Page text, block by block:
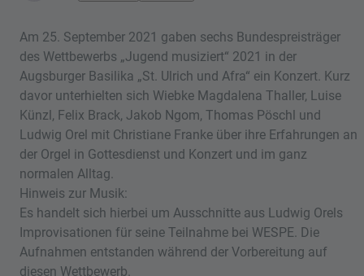
Am 25. September 2021 gaben sechs Bundespreisträger
des Wettbewerbs „Jugend musiziert“ 2021 in der
Augsburger Basilika „St. Ulrich und Afra“ ein Konzert. Kurz
davor unterhielten sich Wiebke Magdalena Thaller, Luise
Künzl, Felix Brack, Jakob Ngom, Thomas Pöschl und
Ludwig Orel mit Christiane Franke über ihre Erfahrungen an
der Orgel in Gottesdienst und Konzert und im ganz
normalen Alltag.
Hinweis zur Musik:
Es handelt sich hierbei um Ausschnitte aus Ludwig Orels
Improvisationen für seine Teilnahme bei WESPE. Die
Aufnahmen entstanden während der Vorbereitung auf
diesen Wettbewerb.